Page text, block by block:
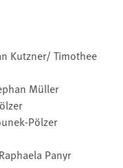
Kutzner/ Timothee
Müller
Pölzer
Panyr